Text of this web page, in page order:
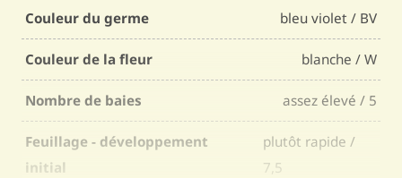
Couleur du germe bleu violet / BV
Couleur de la fleur blanche / W
Nombre de baies assez élevé / 5
Feuillage - développement
initial
plutôt rapide /
7,5